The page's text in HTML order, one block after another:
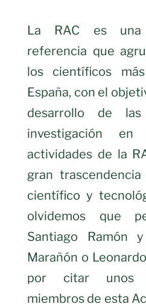
La RAC es una
referencia que
los científicos
España, con el
desarrollo de
investigación
actividades de la
gran
científico y
olvidemos que
Santiago Ramón
Marañón o
por citar unos
miembros de esta